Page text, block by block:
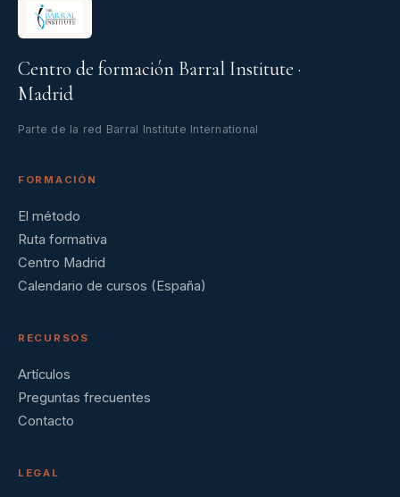
Centro de formación Barral Institute ·
Madrid
Parte de la red Barral Institute International
FORMACIÓN
El método
Ruta formativa
Centro Madrid
Calendario de cursos (España)
RECURSOS
Artículos
Preguntas frecuentes
Contacto
LEGAL